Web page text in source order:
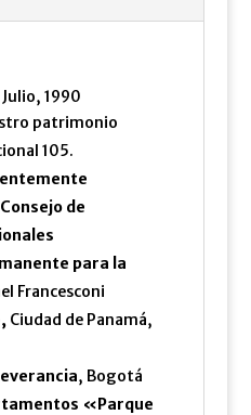
Julio, 1990
patrimonio
105.
de
para la
Francesconi
Ciudad de Panamá,
, Bogotá
«Parque